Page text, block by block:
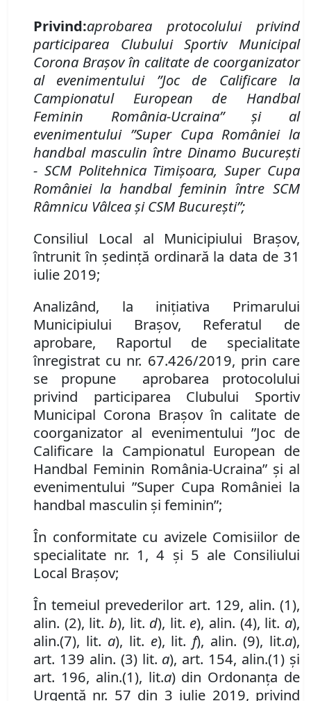
Privind:aprobarea protocolului privind
participarea Clubului Sportiv Municipal
Corona Brașov în calitate de coorganizator
al evenimentului ”Joc de Calificare la
Campionatul European de Handbal
Feminin România-Ucraina” și al
evenimentului ”Super Cupa României la
handbal masculin între Dinamo București
- SCM Politehnica Timișoara, Super Cupa
României la handbal feminin între SCM
Râmnicu Vâlcea și CSM București”;
Consiliul Local al Municipiului Brașov,
întrunit în ședință ordinară la data de 31
iulie 2019;
Analizând, la iniţiativa Primarului
Municipiului Brașov, Referatul de
aprobare, Raportul de specialitate
înregistrat cu nr. 67.426/2019, prin care
se propune aprobarea protocolului
privind participarea Clubului Sportiv
Municipal Corona Brașov în calitate de
coorganizator al evenimentului ”Joc de
Calificare la Campionatul European de
Handbal Feminin România-Ucraina” și al
evenimentului ”Super Cupa României la
handbal masculin și feminin”;
În conformitate cu avizele Comisiilor de
specialitate nr. 1, 4 și 5 ale Consiliului
Local Brașov;
În temeiul prevederilor art. 129, alin. (1),
alin. (2), lit. b), lit. d), lit. e), alin. (4), lit. a),
alin.(7), lit. a), lit. e), lit. f), alin. (9), lit.a),
art. 139 alin. (3)lit. a), art. 154, alin.(1) și
art. 196, alin.(1), lit.a) din Ordonanța de
Urgență nr. 57 din 3 iulie 2019, privind